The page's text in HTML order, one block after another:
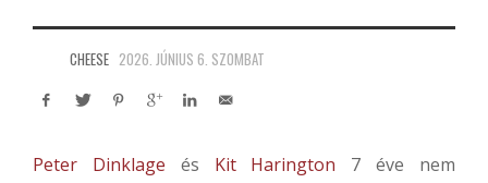
CHEESE 2026. JÚNIUS 6. SZOMBAT
Peter Dinklage és Kit Harington 7 éve nem